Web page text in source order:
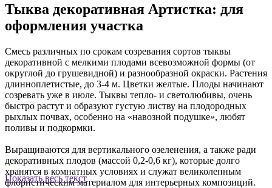
Показать весь текст
Тыква декоративная Артистка: для
оформления участка
Смесь различных по срокам созревания сортов тыквы
декоративной с мелкими плодами всевозможной формы (от
округлой до грушевидной) и разнообразной окраски. Растения
длинноплетистые, до 3-4 м. Цветки желтые. Плоды начинают
созревать уже в июле. Тыквы тепло- и светолюбивы, очень
быстро растут и образуют густую листву на плодородных
рыхлых почвах, особенно на «навозной подушке», любят
поливы и подкормки.
Выращиваются для вертикального озеленения, а также ради
декоративных плодов (массой 0,2-0,6 кг), которые долго
хранятся в комнатных условиях и служат великолепным
флористическим материалом для интерьерных композиций.